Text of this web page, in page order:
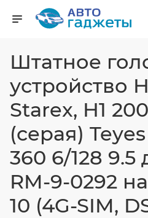
Штатное
устройство
Starex, H1
(серая)
360 6/128
RM-9-0292
10 (4G-SIM,